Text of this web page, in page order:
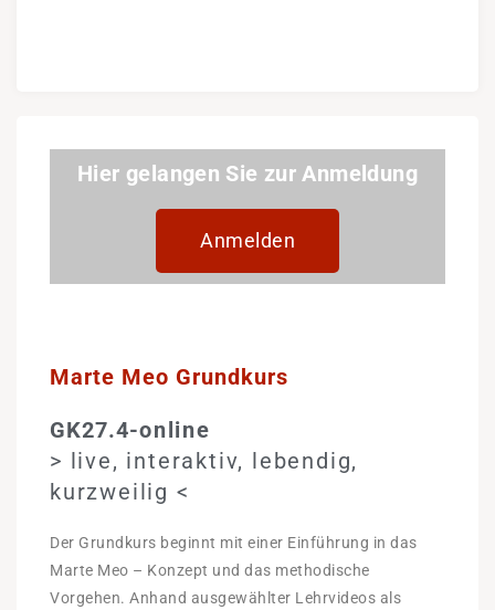
Hier gelangen Sie zur Anmeldung
Anmelden
Marte Meo Grundkurs
GK27.4-online
> live, interaktiv, lebendig,
kurzweilig <
Der Grundkurs beginnt mit einer Einführung in das
Marte Meo – Konzept und das methodische
Vorgehen. Anhand ausgewählter Lehrvideos als